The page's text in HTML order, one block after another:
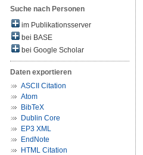
Suche nach Personen
im Publikationsserver
bei BASE
bei Google Scholar
Daten exportieren
ASCII Citation
Atom
BibTeX
Dublin Core
EP3 XML
EndNote
HTML Citation